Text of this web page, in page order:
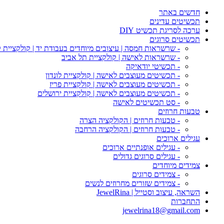
חדשים באתר
תכשיטים עדינים
ערכה לסריגת תכשיט DIY
תכשיטים סרוגים
- שרשראות חמסה | עיצובים מיוחדים בעבודת יד | קולקציית
- שרשראות לאישה | קולקציית תל אביב
- תכשיטי יודאיקה
- תכשיטים מעוצבים לאישה | קולקציית לונדון
- תכשיטים מעוצבים לאישה | קולקציית פריז
- תכשיטים מעוצבים לאישה | קולקציית ירושלים
- סט תכשיטים לאישה
טבעות חרוזים
- טבעות חרוזים | הקולקציה הצרה
- טבעות חרוזים | הקולקציה הרחבה
עגילים ארוכים
- עגילים אופנתיים ארוכים
- עגילים סרוגים גדולים
צמידים מיוחדים
- צמידים סרוגים
- צמידים שזורים מחרוזים לנשים
השראה, עיצוב וסטייל | JewelRina
התחברות
jewelrina18@gmail.com